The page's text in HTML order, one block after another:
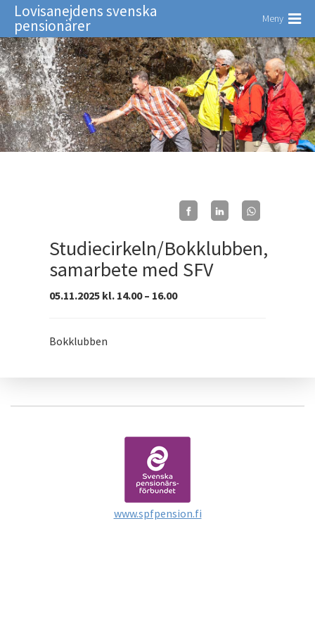
Lovisanejdens svenska
pensionärer Meny
Studiecirkeln/Bokklubben,
samarbete med SFV
05.11.2025 kl. 14.00 – 16.00
Bokklubben
www.spfpension.fi